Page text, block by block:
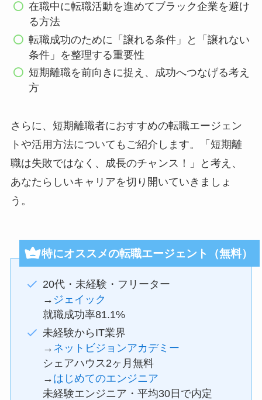
在職中に転職活動を進めてブラック企業を避け
る方法
転職成功のために「譲れる条件」と「譲れない
条件」を整理する重要性
短期離職を前向きに捉え、成功へつなげる考え
方
さらに、短期離職者におすすめの転職エージェン
トや活用方法についてもご紹介します。「短期離
職は失敗ではなく、成長のチャンス！」と考え、
あなたらしいキャリアを切り開いていきましょ
う。
特にオススメの転職エージェント（無料）
20代・未経験・フリーター
→ ジェイック
就職成功率81.1%
未経験からIT業界
→ ネットビジョンアカデミー
シェアハウス2ヶ月無料
→ はじめてのエンジニア
未経験エンジニア・平均30日で内定